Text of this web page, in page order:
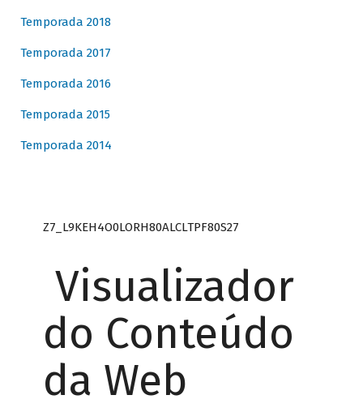
Temporada 2018
Temporada 2017
Temporada 2016
Temporada 2015
Temporada 2014
Z7_L9KEH4O0LORH80ALCLTPF80S27
Visualizador
do Conteúdo
da Web